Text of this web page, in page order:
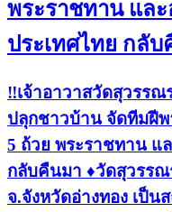
พระราชทาน แล
ประเทศไทย กลับ
‼️เจ้าอาวาสวัดสุวรรณ
ปลุกชาวบ้าน จัดทีมฝี
5 ถ้วย พระราชทาน แ
กลับคืนมา ♦️วัดสุวรรณ
จ.จังหวัดอ่างทอง เป็น